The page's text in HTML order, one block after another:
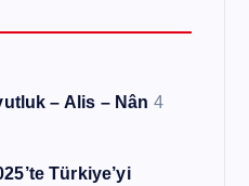
– Alis – Nân 4
Türkiye’yi